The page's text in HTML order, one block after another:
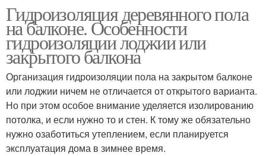
Гидроизоляция деревянного пола
на балконе. Особенности
гидроизоляции лоджии или
закрытого балкона
Организация гидроизоляции пола на закрытом балконе
или лоджии ничем не отличается от открытого варианта.
Но при этом особое внимание уделяется изолированию
потолка, и если нужно то и стен. К тому же обязательно
нужно озаботиться утеплением, если планируется
эксплуатация дома в зимнее время.